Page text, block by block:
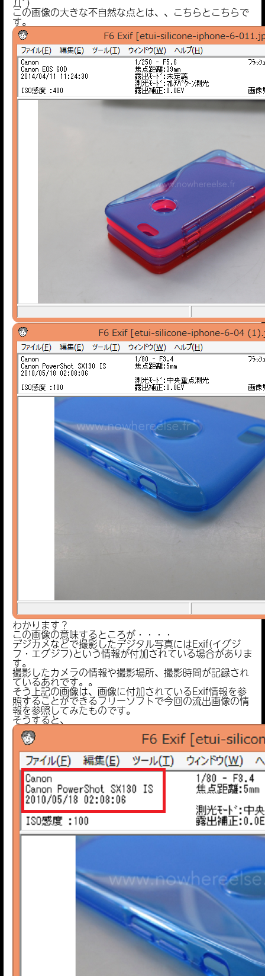
この画像の大きな不自然な点とは、、こちらとこちらで
す。
わかります？
この画像の意味するところが・・・・
デジカメなどで撮影したデジタル写真にはExif(イグジ
フ・エグジフ)という情報が付加されている場合がありま
す。
撮影したカメラの情報や撮影場所、撮影時間が記録され
ているあれです。。
そう上記の画像は、画像に付加されているExif情報を参
照することができるフリーソフトで今回の流出画像の情
報を参照してみたものです。
そうすると、